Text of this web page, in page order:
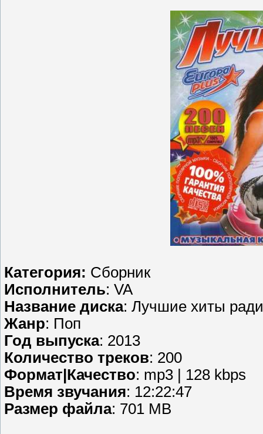
Категория: Сборник
Исполнитель: VA
Название диска: Лучшие хиты
Жанр: Поп
Год выпуска: 2013
Количество треков: 200
Формат|Качество: mp3 | 128 kbps
Время звучания: 12:22:47
Размер файла: 701 MB